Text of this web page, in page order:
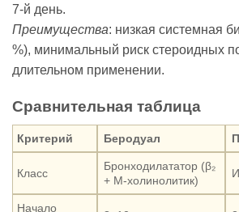
7-й день.
Преимущества: низкая системная
%), минимальный риск стероидных
длительном применении.
Сравнительная таблица
Критерий Беродуал
Класс
Бронходилататор (β₂
+ М-холинолитик)
Начало